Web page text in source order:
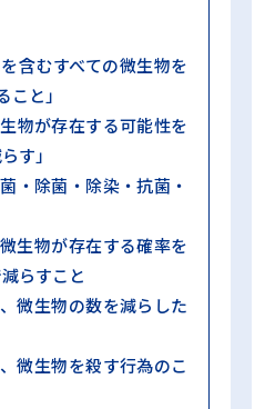
含むすべての微生物を
と」
物が存在する可能性を
す」
・除菌・除染・抗菌・
生物が存在する確率を
らすこと
微生物の数を減らした
微生物を殺す行為のこ